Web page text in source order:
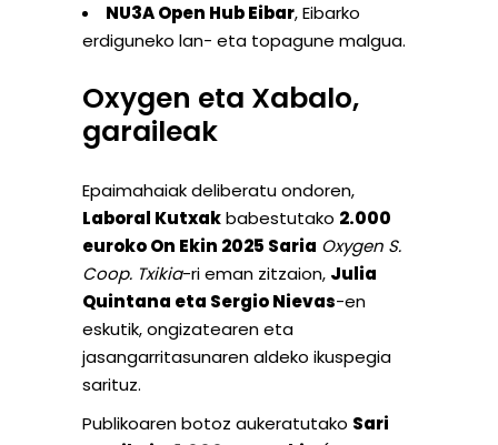
NU3A Open Hub Eibar, Eibarko
erdiguneko lan- eta topagune malgua.
Oxygen eta Xabalo,
garaileak
Epaimahaiak deliberatu ondoren,
Laboral Kutxakbabestutako 2.000
euroko On Ekin 2025 Saria Oxygen S.
Coop. Txikia-ri eman zitzaion, Julia
Quintana eta Sergio Nievas-en
eskutik, ongizatearen eta
jasangarritasunaren aldeko ikuspegia
sarituz.
Publikoaren botoz aukeratutako Sari